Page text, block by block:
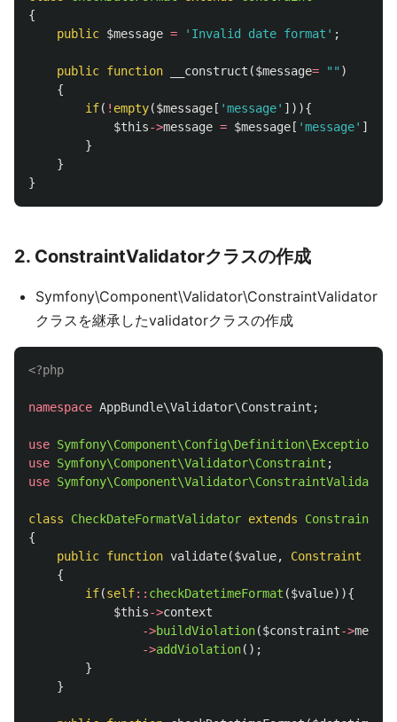
{
public $message = 'Invalid date format' ;
public function __construct ($message= "" )
{
if( ! empty($message [ 'message' ])){
$this->message = $message [ 'message' ];
}
}
}
2. ConstraintValidatorクラスの作成
Symfony\Component\Validator\ConstraintValidator
クラスを継承したvalidatorクラスの作成
<?php
namespace AppBundle\Validator\Constraint ;
use
use Symfony\Component\Validator\Constraint ;
use Symfony\Component\Validator\ConstraintValidator
class CheckDateFormatValidator extends
{
public function validate($value, Constraint
{
if(self:: checkDatetimeFormat ($value)){
$this->context
->buildViolation($constraint->
->addViolation();
}
}